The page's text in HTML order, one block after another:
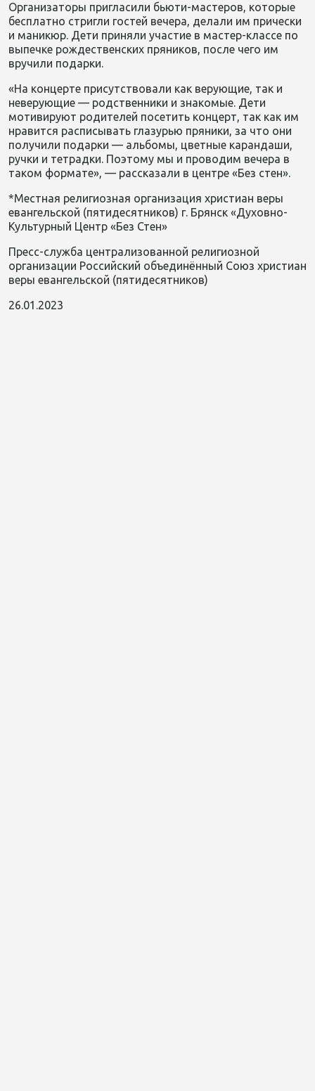
Организаторы пригласили бьюти-мастеров, которые
бесплатно стригли гостей вечера, делали им прически
и маникюр. Дети приняли участие в мастер-классе по
выпечке рождественских пряников, после чего им
вручили подарки.
«На концерте присутствовали как верующие, так и
неверующие — родственники и знакомые. Дети
мотивируют родителей посетить концерт, так как им
нравится расписывать глазурью пряники, за что они
получили подарки — альбомы, цветные карандаши,
ручки и тетрадки. Поэтому мы и проводим вечера в
таком формате», — рассказали в центре «Без стен».
*Местная религиозная организация христиан веры
евангельской (пятидесятников) г. Брянск «Духовно-
Культурный Центр «Без Стен»
Пресс-служба централизованной религиозной
организации Российский объединённый Союз христиан
веры евангельской (пятидесятников)
26.01.2023